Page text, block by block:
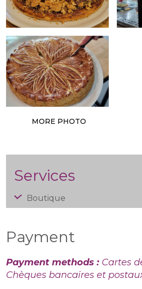
MORE PHOTO
Services
Boutique
Payment
Payment methods : Cartes
Chèques bancaires et